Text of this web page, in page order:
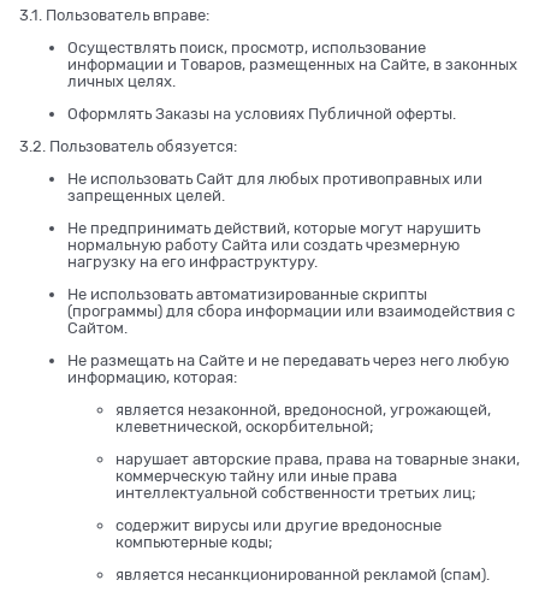
3.1. Пользователь вправе:
Осуществлять поиск, просмотр, использование
информации и Товаров, размещенных на Сайте, в законных
личных целях.
Оформлять Заказы на условиях Публичной оферты.
3.2. Пользователь обязуется:
Не использовать Сайт для любых противоправных или
запрещенных целей.
Не предпринимать действий, которые могут нарушить
нормальную работу Сайта или создать чрезмерную
нагрузку на его инфраструктуру.
Не использовать автоматизированные скрипты
(программы) для сбора информации или взаимодействия с
Сайтом.
Не размещать на Сайте и не передавать через него любую
информацию, которая:
является незаконной, вредоносной, угрожающей,
клеветнической, оскорбительной;
нарушает авторские права, права на товарные знаки,
коммерческую тайну или иные права
интеллектуальной собственности третьих лиц;
содержит вирусы или другие вредоносные
компьютерные коды;
является несанкционированной рекламой (спам).